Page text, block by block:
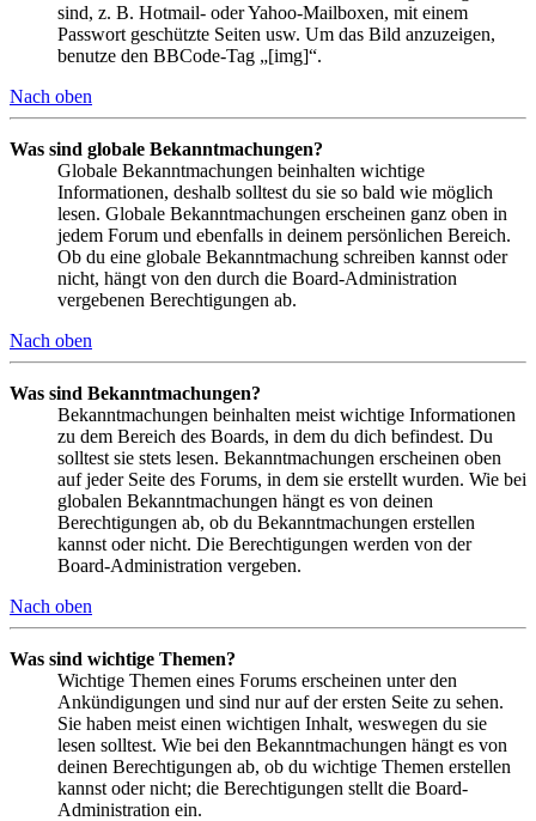
sind, z. B. Hotmail- oder Yahoo-Mailboxen, mit einem
Passwort geschützte Seiten usw. Um das Bild anzuzeigen,
benutze den BBCode-Tag „[img]“.
Nach oben
Was sind globale Bekanntmachungen?
Globale Bekanntmachungen beinhalten wichtige
Informationen, deshalb solltest du sie so bald wie möglich
lesen. Globale Bekanntmachungen erscheinen ganz oben in
jedem Forum und ebenfalls in deinem persönlichen Bereich.
Ob du eine globale Bekanntmachung schreiben kannst oder
nicht, hängt von den durch die Board-Administration
vergebenen Berechtigungen ab.
Nach oben
Was sind Bekanntmachungen?
Bekanntmachungen beinhalten meist wichtige Informationen
zu dem Bereich des Boards, in dem du dich befindest. Du
solltest sie stets lesen. Bekanntmachungen erscheinen oben
auf jeder Seite des Forums, in dem sie erstellt wurden. Wie bei
globalen Bekanntmachungen hängt es von deinen
Berechtigungen ab, ob du Bekanntmachungen erstellen
kannst oder nicht. Die Berechtigungen werden von der
Board-Administration vergeben.
Nach oben
Was sind wichtige Themen?
Wichtige Themen eines Forums erscheinen unter den
Ankündigungen und sind nur auf der ersten Seite zu sehen.
Sie haben meist einen wichtigen Inhalt, weswegen du sie
lesen solltest. Wie bei den Bekanntmachungen hängt es von
deinen Berechtigungen ab, ob du wichtige Themen erstellen
kannst oder nicht; die Berechtigungen stellt die Board-
Administration ein.